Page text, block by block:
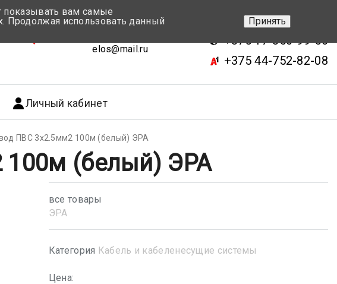
elos@mail.ru
+375 17-343-46-70
+375 17-350-99-56
+375 44-752-82-08
Личный кабинет
ПВС 3х2.5мм2 100м (белый) ЭРА
100м (белый) ЭРА
все товары
ЭРА
Категория Кабель и кабеленесущие системы
Цена:
показывать вам самые
Продолжая использовать данный
Принять